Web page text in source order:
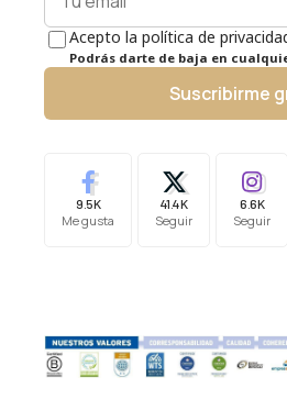
Acepto la política de
Podrás darte de baja en
Suscribirme
9.5K
Me gusta
41.4K
Seguir
6.6K
Seguir